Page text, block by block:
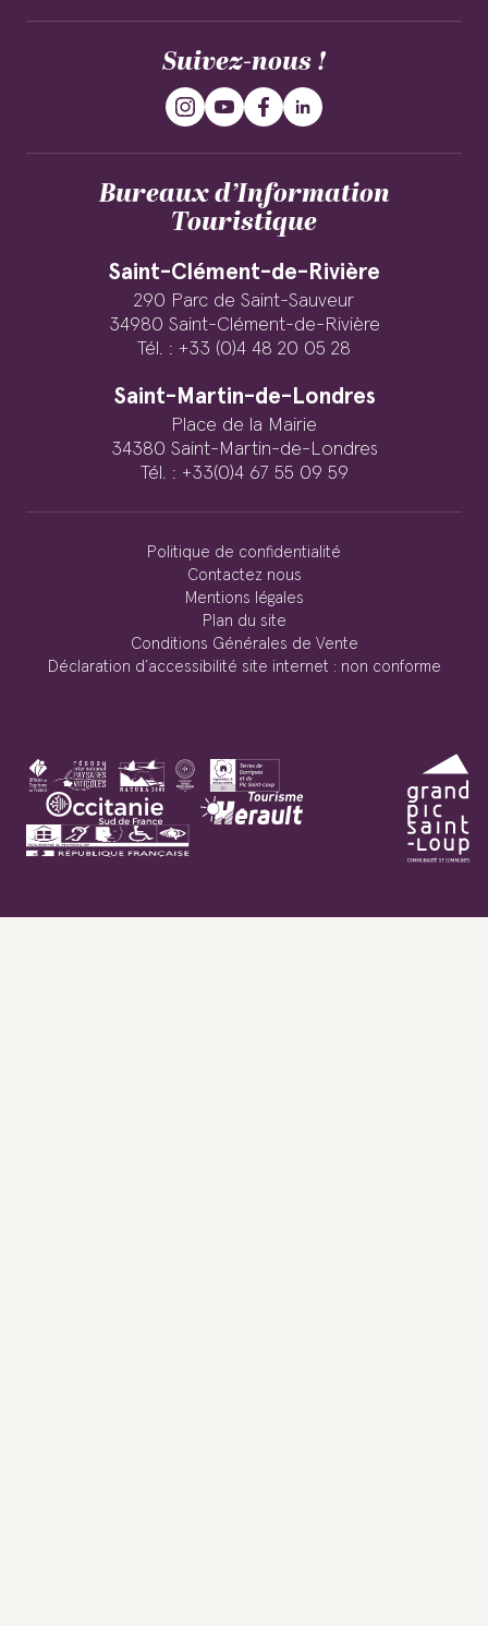
Suivez-nous !
Bureaux d’Information
Touristique
Saint-Clément-de-Rivière
290 Parc de Saint-Sauveur
34980 Saint-Clément-de-Rivière
Tél. : +33 (0)4 48 20 05 28
Saint-Martin-de-Londres
Place de la Mairie
34380 Saint-Martin-de-Londres
Tél. : +33(0)4 67 55 09 59
Politique de confidentialité
Contactez nous
Mentions légales
Plan du site
Conditions Générales de Vente
Déclaration d’accessibilité site internet : non conforme